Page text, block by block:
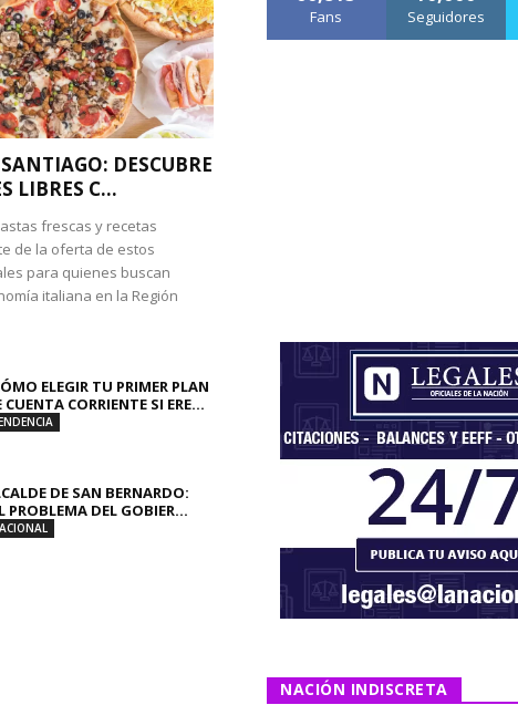
DESCUBRE
LIBRES C...
frescas y recetas
de la oferta de estos
para quienes buscan
italiana en la Región
ELEGIR TU PRIMER PLAN
CUENTA CORRIENTE SI ERE...
DE SAN BERNARDO:
PROBLEMA DEL GOBIER...
Fans Seguidores
NACIÓN INDISCRETA